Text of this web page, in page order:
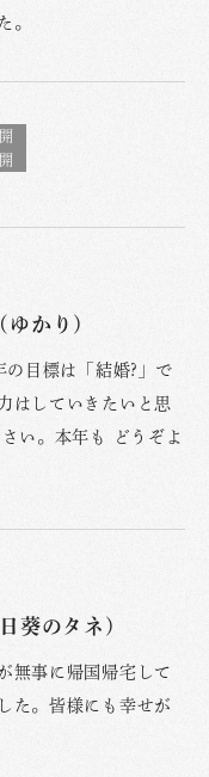
。
ゆかり)
目標は「結婚?」で
はしていきたいと思
い。本年も どうぞよ
葵のタネ)
無事に帰国帰宅して
た。皆様にも幸せが